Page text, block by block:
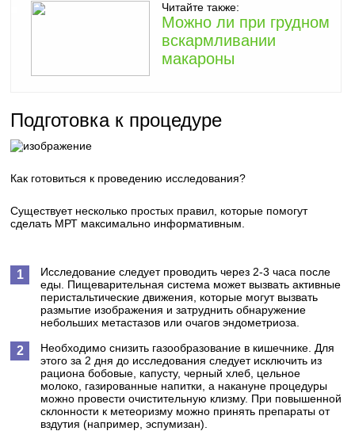
Читайте также:
Можно ли при грудном
вскармливании
макароны
Подготовка к процедуре
Как готовиться к проведению исследования?
Существует несколько простых правил, которые помогут
сделать МРТ максимально информативным.
Исследование следует проводить через 2-3 часа после
еды. Пищеварительная система может вызвать активные
перистальтические движения, которые могут вызвать
размытие изображения и затруднить обнаружение
небольших метастазов или очагов эндометриоза.
Необходимо снизить газообразование в кишечнике. Для
этого за 2 дня до исследования следует исключить из
рациона бобовые, капусту, черный хлеб, цельное
молоко, газированные напитки, а накануне процедуры
можно провести очистительную клизму. При повышенной
склонности к метеоризму можно принять препараты от
вздутия (например, эспумизан).